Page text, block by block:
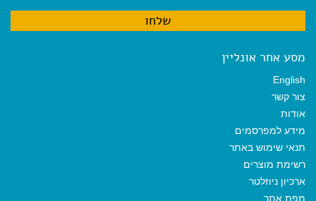
מסע אחר אונליין
English
צור קשר
אודות
מידע למפרסמים
תנאי שימוש באתר
רשימת מוצרים
ארכיון ניוזלטר
מפת אתר